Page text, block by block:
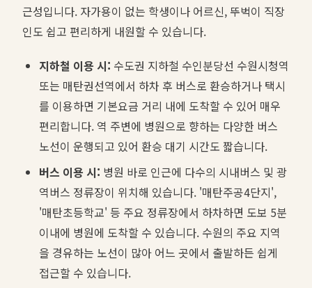
근성입니다. 자가용이 없는 학생이나 어르신, 뚜벅이 직장
인도 쉽고 편리하게 내원할 수 있습니다.
지하철 이용 시: 수도권 지하철 수인분당선 수원시청역
또는 매탄권선역에서 하차 후 버스로 환승하거나 택시
를 이용하면 기본요금 거리 내에 도착할 수 있어 매우
편리합니다. 역 주변에 병원으로 향하는 다양한 버스
노선이 운행되고 있어 환승 대기 시간도 짧습니다.
버스 이용 시: 병원 바로 인근에 다수의 시내버스 및 광
역버스 정류장이 위치해 있습니다. '매탄주공4단지',
'매탄초등학교' 등 주요 정류장에서 하차하면 도보 5분
이내에 병원에 도착할 수 있습니다. 수원의 주요 지역
을 경유하는 노선이 많아 어느 곳에서 출발하든 쉽게
접근할 수 있습니다.